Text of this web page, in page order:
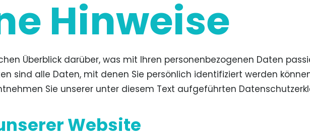
Hinweise
Überblick darüber, was mit Ihren personenbezogenen Daten
sind alle Daten, mit denen Sie persönlich identifiziert werden
Sie unserer unter diesem Text aufgeführten
Website